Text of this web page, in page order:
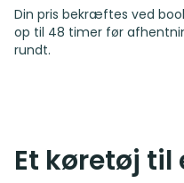
Din pris bekræftes ved
op til 48 timer før
rundt.
Et køretøj til